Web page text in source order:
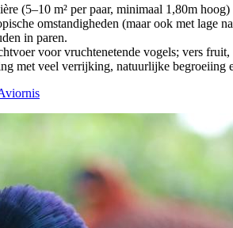
(5–10 m² per paar, minimaal 1,80m
omstandigheden (maar ook met lage
in paren.
voor vruchtenetende vogels; vers
met veel verrijking, natuurlijke begroeiing